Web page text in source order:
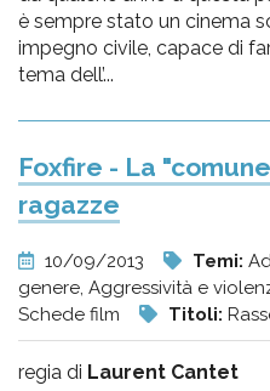
è sempre stato un cinema
impegno civile, capace di
tema dell’...
Foxfire - La
ragazze
10/09/2013 Temi:
genere, Aggressività e
Schede film
Titoli:
regia di Laurent Cantet